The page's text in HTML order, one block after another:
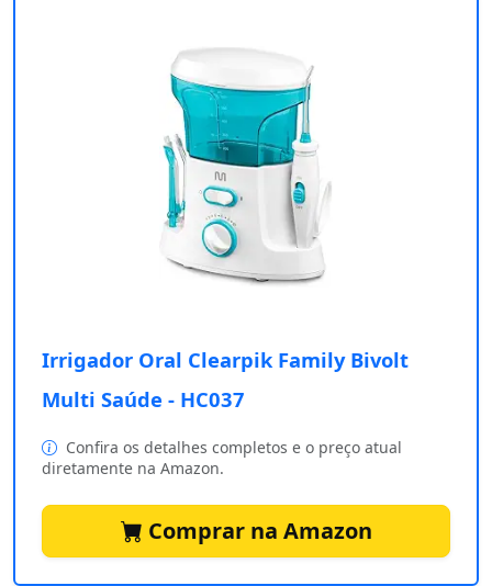
Irrigador Oral Clearpik Family Bivolt
Multi Saúde - HC037
Confira os detalhes completos e o preço atual
diretamente na Amazon.
Comprar na Amazon